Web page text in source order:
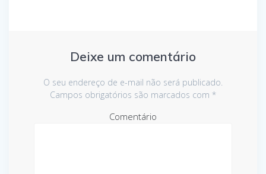
Deixe um comentário
O seu endereço de e-mail não será publicado.
Campos obrigatórios são marcados com *
Comentário